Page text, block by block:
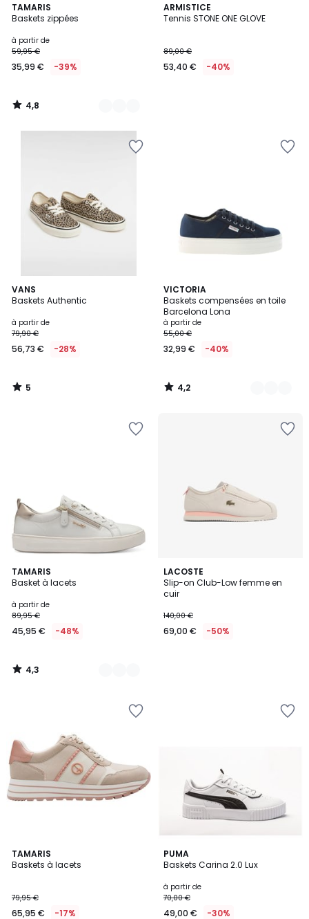
TAMARIS
Baskets zippées
à partir de
59,95 €
35,99 € -39%
4,8
/ 5
4
Couleurs
4,8
/
ARMISTICE
Tennis STONE ONE GLOVE
89,00 €
53,40 € -40%
VANS
Baskets Authentic
à partir de
79,90 €
56,73 € -28%
5
/
5
/
VICTORIA
Baskets compensées en toile
Barcelona Lona
à partir de
55,00 €
32,99 € -40%
4,2
/ 5
2
Couleurs
4,2
/
TAMARIS
Basket à lacets
à partir de
89,95 €
45,95 € -48%
4,3
/ 5
18
Couleurs
4,3
/
LACOSTE
Slip-on Club-Low femme en
cuir
140,00 €
69,00 € -50%
TAMARIS
Baskets à lacets
79,95 €
65,95 € -17%
2
Couleurs
PUMA
Baskets Carina 2.0 Lux
à partir de
70,00 €
49,00 € -30%
5
/